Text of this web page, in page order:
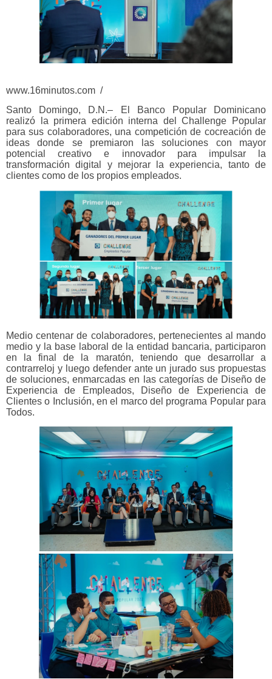
www.16minutos.com /
Santo Domingo, D.N.– El Banco Popular Dominicano
realizó la primera edición interna del Challenge Popular
para sus colaboradores, una competición de cocreación de
ideas donde se premiaron las soluciones con mayor
potencial creativo e innovador para impulsar la
transformación digital y mejorar la experiencia, tanto de
clientes como de los propios empleados.
Medio centenar de colaboradores, pertenecientes al mando
medio y la base laboral de la entidad bancaria, participaron
en la final de la maratón, teniendo que desarrollar a
contrarreloj y luego defender ante un jurado sus propuestas
de soluciones, enmarcadas en las categorías de Diseño de
Experiencia de Empleados, Diseño de Experiencia de
Clientes o Inclusión, en el marco del programa Popular para
Todos.